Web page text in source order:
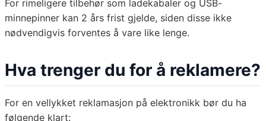
For rimeligere tilbehør som ladekabaler og USB-
minnepinner kan 2 års frist gjelde, siden disse ikke
nødvendigvis forventes å vare like lenge.
Hva trenger du for å reklamere?
For en vellykket reklamasjon på elektronikk bør du ha
følgende klart: